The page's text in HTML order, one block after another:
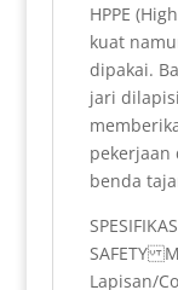
HPPE
kuat
dipakai.
jari
pekerjaan
benda
SAFETY
Lapisan/